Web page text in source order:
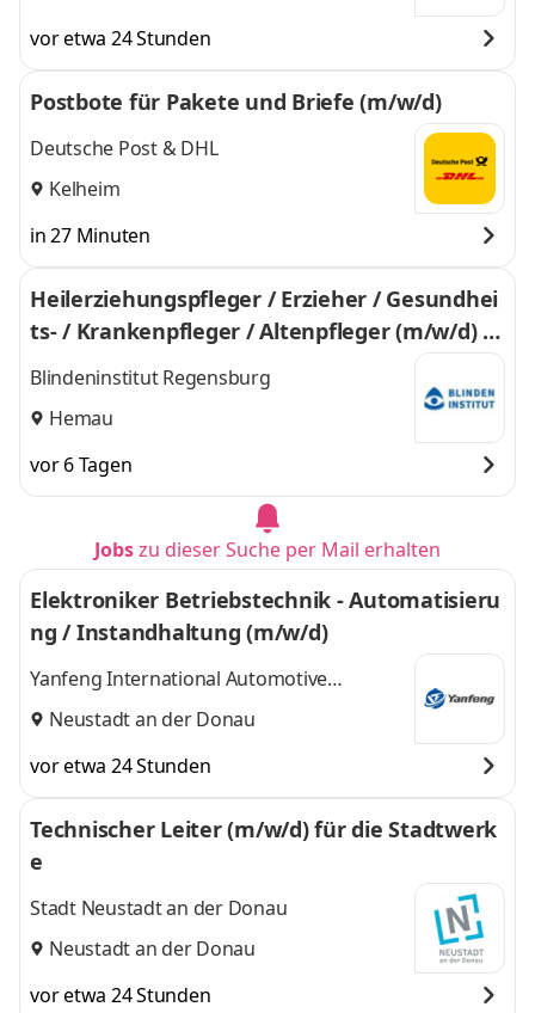
vor etwa 24 Stunden
Postbote für Pakete und Briefe (m/w/d)
Deutsche Post & DHL
Kelheim
in 27 Minuten
Heilerziehungspfleger / Erzieher / Gesundhei
ts- / Krankenpfleger / Altenpfleger (m/w/d) T
eilzeit
Blindeninstitut Regensburg
Hemau
vor 6 Tagen
Jobszu dieser Suche per Mail erhalten
Elektroniker Betriebstechnik - Automatisieru
ng / Instandhaltung (m/w/d)
Yanfeng International Automotive
Technology Germany s.r.o. & Co. KG
Neustadt an der Donau
vor etwa 24 Stunden
Technischer Leiter (m/w/d) für die Stadtwerk
e
Stadt Neustadt an der Donau
Neustadt an der Donau
vor etwa 24 Stunden